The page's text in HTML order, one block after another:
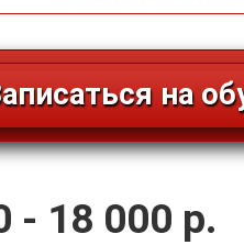
на
- 18 000 р.